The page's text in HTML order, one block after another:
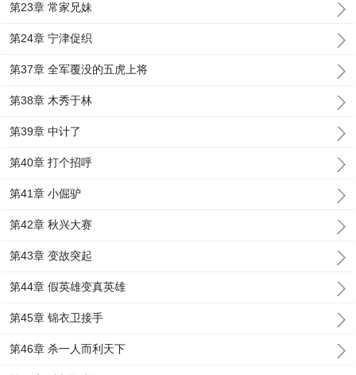
第23章 常家兄妹
第24章 宁津促织
第37章 全军覆没的五虎上将
第38章 木秀于林
第39章 中计了
第40章 打个招呼
第41章 小倔驴
第42章 秋兴大赛
第43章 变故突起
第44章 假英雄变真英雄
第45章 锦衣卫接手
第46章 杀一人而利天下